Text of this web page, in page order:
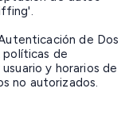
de Dos
políticas de
y horarios de
no autorizados.